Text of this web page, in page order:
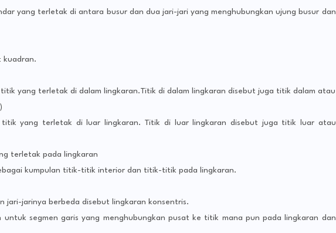
yang terletak di antara busur dan dua jari-jari yang menghubungkan ujung busur dan
kuadran.
yang terletak di dalam lingkaran.Titik di dalam lingkaran disebut juga titik dalam atau
yang terletak di luar lingkaran. Titik di luar lingkaran disebut juga titik luar atau
terletak pada lingkaran
kumpulan titik-titik interior dan titik-titik pada lingkaran.
jari-jarinya berbeda disebut lingkaran konsentris.
segmen garis yang menghubungkan pusat ke titik mana pun pada lingkaran dan